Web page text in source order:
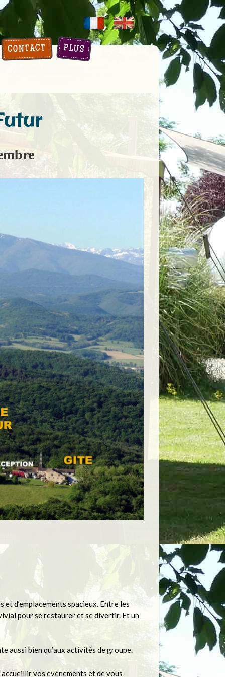
CONTACT PLUS
d’emplacements spacieux. Entre les
pour se restaurer et se divertir. Et un
aussi bien qu’aux activités de groupe.
vos évènements et de vous